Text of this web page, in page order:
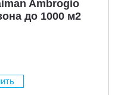
Ambrogio
до 1000 м2